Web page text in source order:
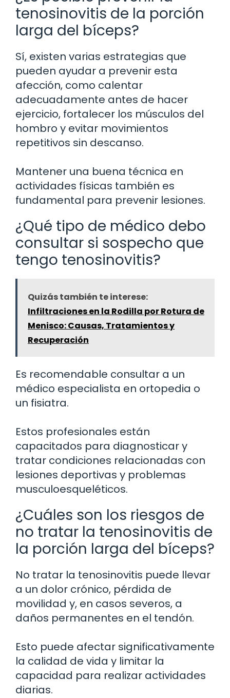
tenosinovitis de la porción
larga del bíceps?
Sí, existen varias estrategias que
pueden ayudar a prevenir esta
afección, como calentar
adecuadamente antes de hacer
ejercicio, fortalecer los músculos del
hombro y evitar movimientos
repetitivos sin descanso.
Mantener una buena técnica en
actividades físicas también es
fundamental para prevenir lesiones.
¿Qué tipo de médico debo
consultar si sospecho que
tengo tenosinovitis?
Quizás también te interese:
Infiltraciones en la Rodilla por Rotura de
Menisco: Causas, Tratamientos y
Recuperación
Es recomendable consultar a un
médico especialista en ortopedia o
un fisiatra.
Estos profesionales están
capacitados para diagnosticar y
tratar condiciones relacionadas con
lesiones deportivas y problemas
musculoesqueléticos.
¿Cuáles son los riesgos de
no tratar la tenosinovitis de
la porción larga del bíceps?
No tratar la tenosinovitis puede llevar
a un dolor crónico, pérdida de
movilidad y, en casos severos, a
daños permanentes en el tendón.
Esto puede afectar significativamente
la calidad de vida y limitar la
capacidad para realizar actividades
diarias.